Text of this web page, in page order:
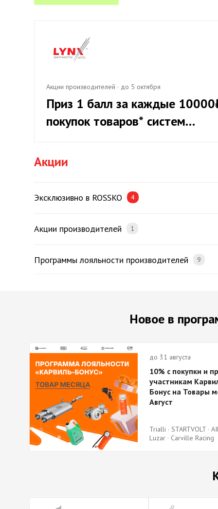
Акции производителей · до 5 октября
Приз 1 балл за каждые
покупок товаров* систем
приросте от 20%
Акции
Эксклюзивно в ROSSKO 4
Акции производителей 1
Программы лояльности производителей 9
Новое в
до 31 августа
10% с покупки и
участникам
Бонус на Товары
Август
Trialli · STARTVOLT ·
Luzar · Carville Racing